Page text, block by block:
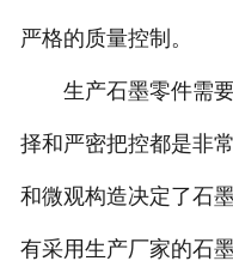
严格的质量控制。
生产石墨零件需要
择和严密把控都是非
和微观构造决定了石
有采用生产厂家的石